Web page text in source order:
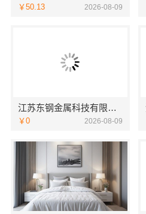
￥50.13 2026-08-09
江苏东钢金属科技有限公司全屋不锈钢定制生产基地兴化
￥0 2026-08-09